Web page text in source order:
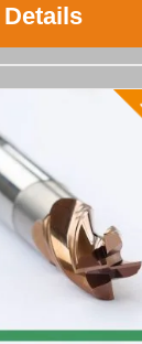
Details